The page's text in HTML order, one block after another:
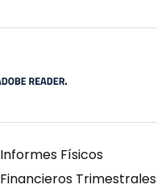
Informes Físicos
Financieros Trimestrales